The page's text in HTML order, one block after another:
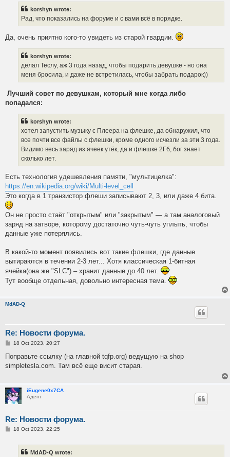
korshyn wrote:
Рад, что показались на форуме и с вами всё в порядке.
Да, очень приятно кого-то увидеть из старой гвардии.
korshyn wrote:
делал Теслу, аж 3 года назад, чтобы подарить девушке - но она
меня бросила, и даже не встретилась, чтобы забрать подарок))
Лучший совет по девушкам, который мне когда либо
попадался:
korshyn wrote:
хотел запустить музыку с Плеера на флешке, да обнаружил, что
все почти все файлы с флешки, кроме одного исчезли за эти 3 года.
Видимо весь заряд из ячеек утёк, да и флешке 2Гб, бог знает
сколько лет.
Есть технология удешевления памяти, "мультицелка":
https://en.wikipedia.org/wiki/Multi-level_cell
Это когда в 1 транзистор флеши записывают 2, 3, или даже 4 бита.
Он не просто стаёт "открытым" или "закрытым" — а там аналоговый
заряд на затворе, которому достаточно чуть-чуть уплыть, чтобы
данные уже потерялись.
В какой-то момент появились вот такие флешки, где данные
вытираются в течении 2-3 лет... Хотя классическая 1-битная
ячейка(она же "SLC") – хранит данные до 40 лет.
Тут вообще отдельная, довольно интересная тема.
MdAD-Q
Re: Новости форума.
P
s
18 Oct 2023, 20:27
Поправьте ссылку (на главной tqfp.org) ведущую на shop
simpletesla.com. Там всё еще висит старая.
iEugene0x7CA
Адепт
Re: Новости форума.
P18 Oct 2023, 22:25
MdAD-Q wrote: